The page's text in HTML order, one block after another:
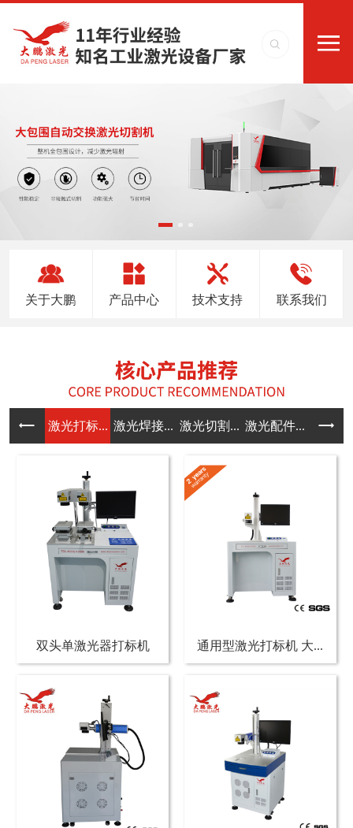
关于大鹏 产品中心 技术支持 联系我们
激光打标... 激光焊接... 激光切割... 激光配件...
双头单激光器打标机 通用型激光打标机 大...